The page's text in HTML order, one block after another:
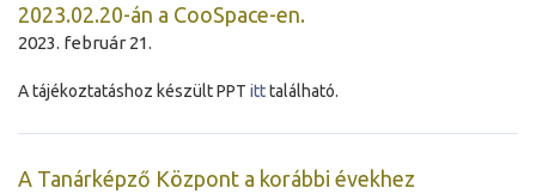
2023.02.20-án a CooSpace-en.
2023. február 21.
A tájékoztatáshoz készült PPT itttalálható.
A Tanárképző Központ a korábbi évekhez